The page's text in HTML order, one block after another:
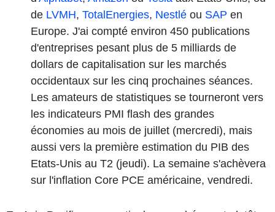
de LVMH, TotalEnergies, Nestlé ou SAP en
Europe. J'ai compté environ 450 publications
d'entreprises pesant plus de 5 milliards de
dollars de capitalisation sur les marchés
occidentaux sur les cinq prochaines séances.
Les amateurs de statistiques se tourneront vers
les indicateurs PMI flash des grandes
économies au mois de juillet (mercredi), mais
aussi vers la première estimation du PIB des
Etats-Unis au T2 (jeudi). La semaine s'achèvera
sur l'inflation Core PCE américaine, vendredi.